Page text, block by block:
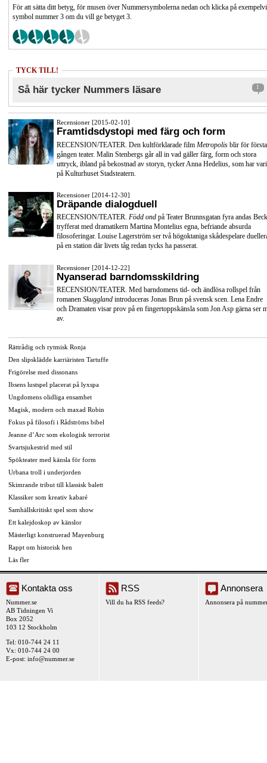
För att sätta ditt betyg, för musen över Nummersymbolerna nedan och klicka på
symbol nummer 3 om du vill ge betyget 3.
TYCK TILL!
Så här tycker Nummers läsare 1
Recensioner [2015-02-10]
Framtidsdystopi med färg och form
RECENSION/TEATER. Den kultförklarade film Metropolis blir för första
gången teater. Malin Stenbergs går all in vad gäller färg, form och stora
uttryck, ibland på bekostnad av storyn, tycker Anna Hedelius, som har
på Kulturhuset Stadsteatern.
Recensioner [2014-12-30]
Dräpande dialogduell
RECENSION/TEATER. Född ond på Teater Brunnsgatan fyra andas
tryfferat med dramatikern Martina Montelius egna, befriande absurda
filosoferingar. Louise Lagerström ser två högoktaniga skådespelare
på en station där livets tåg redan tycks ha passerat.
Recensioner [2014-12-22]
Nyanserad barndomsskildring
RECENSION/TEATER. Med barndomens tid- och ändlösa rollspel från
romanen Skuggland introduceras Jonas Brun på svensk scen. Lena Endre
och Dramaten visar prov på en fingertoppskänsla som Jon Asp gärna ser
av.
Rättrådig och rytmisk Ronja
Den slipsklädde karriäristen Tartuffe
Frigörelse med dissonans
Ibsens lustspel placerat på lyxspa
Ungdomens olidliga ensamhet
Magisk, modern och maxad Robin
Fokus på filosofi i Rådströms bibel
Jeanne d’Arc som ekologisk terrorist
Svartsjukestrid med stil
Spökteater med känsla för form
Urbana troll i underjorden
Skimrande tribut till klassisk balett
Klassiker som kreativ kabaré
Samhällskritiskt spel som show
Ett kalejdoskop av känslor
Mästerligt konstruerad Mayenburg
Rappt om historisk hen
Läs fler
Kontakta oss
Nummer.se
AB Tidningen Vi
Box 2052
103 12 Stockholm
Tel: 010-744 24 11
Vx: 010-744 24 00
E-post: info@nummer.se
RSS
Vill du ha RSS feeds?
Annonsera
Annonsera på